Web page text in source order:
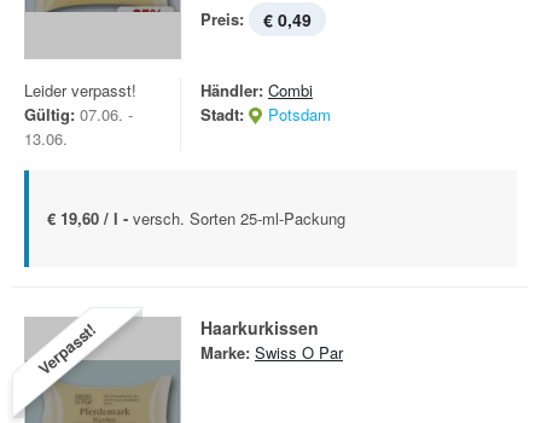
Preis: € 0,49
Leider verpasst!
Gültig: 07.06. -
13.06.
Händler: Combi
Stadt:
Potsdam
€ 19,60 / l - versch. Sorten 25-ml-Packung
Verpasst! Haarkurkissen
Marke: Swiss O Par